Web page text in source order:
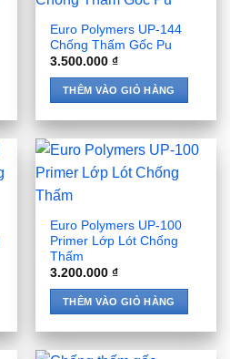
Euro Polymers UP-144
Chống Thấm Gốc Pu
3.500.000₫
THÊM VÀO GIỎ HÀNG
Euro Polymers UP-100
Primer Lớp Lót Chống
Thấm
3.200.000₫
THÊM VÀO GIỎ HÀNG